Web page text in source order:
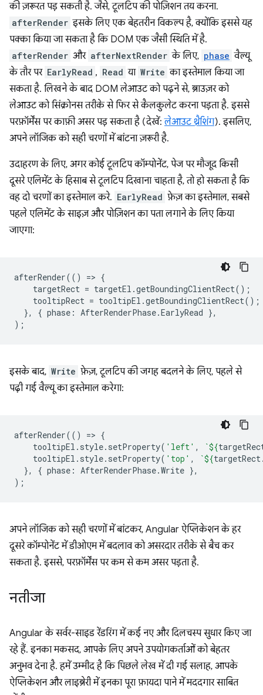
की ज़रूरत पड़ सकती है. जैसे, टूलटिप की पोज़िशन तय करना.
afterRender इसके लिए एक बेहतरीन विकल्प है, क्योंकि इससे यह
पक्का किया जा सकता है कि DOM एक जैसी स्थिति में है.
afterRender और afterNextRender के लिए, phase वैल्यू
के तौर पर EarlyRead , Read या Write का इस्तेमाल किया जा
सकता है. लिखने के बाद DOM लेआउट को पढ़ने से, ब्राउज़र को
लेआउट को सिंक्रोनस तरीके से फिर से कैलकुलेट करना पड़ता है. इससे
परफ़ॉर्मेंस पर काफ़ी असर पड़ सकता है (देखें:लेआउट थ्रैशिंग). इसलिए,
अपने लॉजिक को सही चरणों में बांटना ज़रूरी है.
उदाहरण के लिए, अगर कोई टूलटिप कॉम्पोनेंट, पेज पर मौजूद किसी
दूसरे एलिमेंट के हिसाब से टूलटिप दिखाना चाहता है, तो हो सकता है कि
वह दो चरणों का इस्तेमाल करे. EarlyRead फ़ेज़ का इस्तेमाल, सबसे
पहले एलिमेंट के साइज़ और पोज़िशन का पता लगाने के लिए किया
जाएगा:
afterRender(() => {
targetRect = targetEl .getBoundingClientRect();
tooltipRect = tooltipEl .getBoundingClientRect();
},
{ phase : AfterRenderPhase.EarlyRead },
);
इसके बाद, Write फ़ेज़, टूलटिप की जगह बदलने के लिए, पहले से
पढ़ी गई वैल्यू का इस्तेमाल करेगा:
afterRender(() => {
tooltipEl . style. setProperty( 'left' , `${
tooltipEl . style. setProperty( 'top' , `${targetRect
},
{ phase : AfterRenderPhase.Write },
);
अपने लॉजिक को सही चरणों में बांटकर, Angular ऐप्लिकेशन के हर
दूसरे कॉम्पोनेंट में डीओएम में बदलाव को असरदार तरीके से बैच कर
सकता है. इससे, परफ़ॉर्मेंस पर कम से कम असर पड़ता है.
नतीजा
Angular के सर्वर-साइड रेंडरिंग में कई नए और दिलचस्प सुधार किए जा
रहे हैं. इनका मकसद, आपके लिए अपने उपयोगकर्ताओं को बेहतर
अनुभव देना है. हमें उम्मीद है कि पिछले लेख में दी गई सलाह, आपके
ऐप्लिकेशन और लाइब्रेरी में इनका पूरा फ़ायदा पाने में मददगार साबित